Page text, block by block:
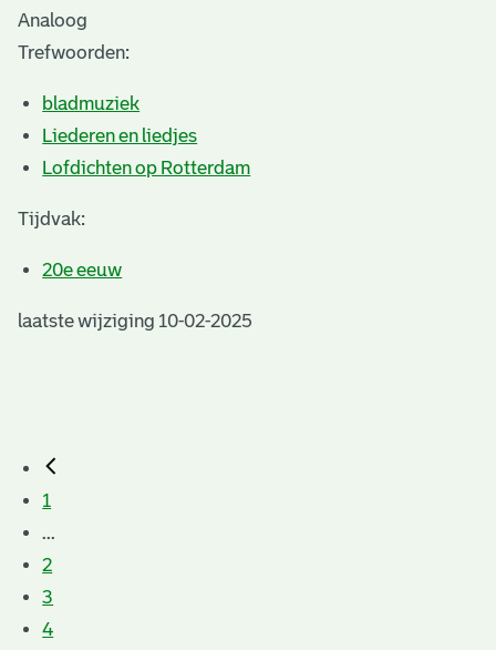
Analoog
Trefwoorden:
bladmuziek
Liederen en liedjes
Lofdichten op Rotterdam
Tijdvak:
20e eeuw
laatste wijziging 10-02-2025
1
...
2
3
4